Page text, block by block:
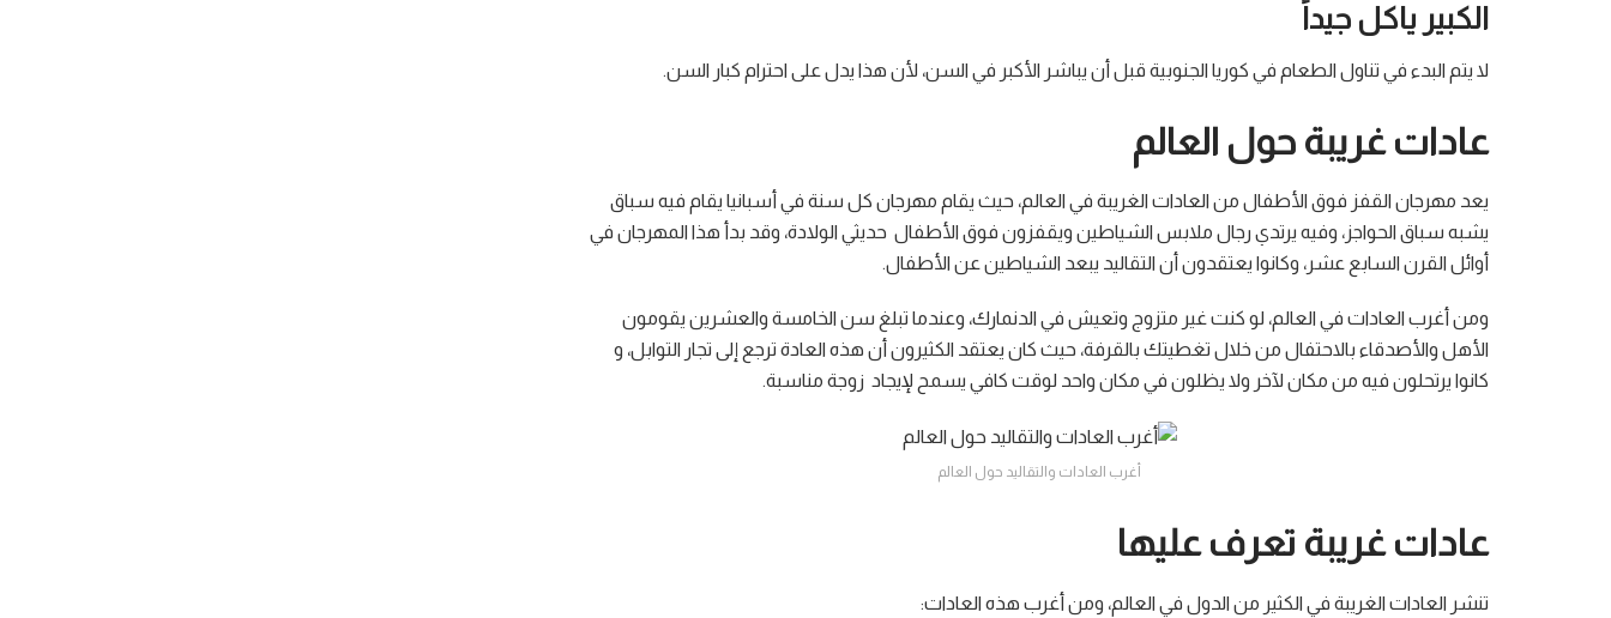
الكبير ياكل جيداً
لا يتم البدء في تناول الطعام في كوريا الجنوبية قبل أن يباشر الأكبر في السن، لأن هذا يدل على احترام كبار السن.
عادات غريبة حول العالم
يعد مهرجان القفز فوق الأطفال من العادات الغريبة في العالم، حيث يقام مهرجان كل سنة في أسبانيا يقام فيه سباق
يشبه سباق الحواجز، وفيه يرتدي رجال ملابس الشياطين ويقفزون فوق الأطفال حديثي الولادة، وقد بدأ هذا المهرجان في
أوائل القرن السابع عشر، وكانوا يعتقدون أن التقاليد يبعد الشياطين عن الأطفال.
ومن أغرب العادات في العالم، لو كنت غير متزوج وتعيش في الدنمارك، وعندما تبلغ سن الخامسة والعشرين يقومون
الأهل والأصدقاء بالاحتفال من خلال تغطيتك بالقرفة، حيث كان يعتقد الكثيرون أن هذه العادة ترجع إلى تجار التوابل، و
كانوا يرتحلون فيه من مكان لآخر ولا يظلون في مكان واحد لوقت كافي يسمح لإيجاد زوجة مناسبة.
أغرب العادات والتقاليد حول العالم
عادات غريبة تعرف عليها
تنشر العادات الغريبة في الكثير من الدول في العالم، ومن أغرب هذه العادات: